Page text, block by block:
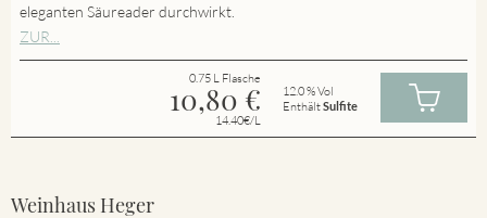
eleganten Säureader durchwirkt.
ZUR...
0.75 L Flasche
10,80 €
14.40€/L
12.0 % Vol
EnthältSulfite
Weinhaus Heger